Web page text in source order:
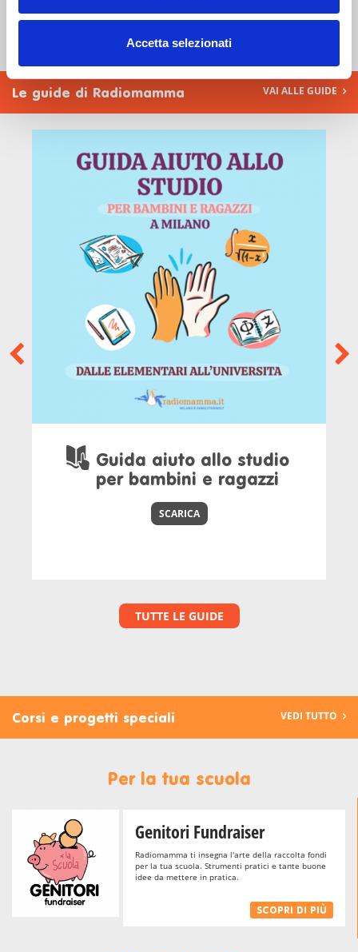
Accetta selezionati
Le guide di Radiomamma VAI ALLE GUIDE
Guida aiuto allo studio
per bambini e ragazzi
SCARICA
TUTTE LE GUIDE
Corsi e progetti speciali VEDI TUTTO
Per la tua scuola
Genitori Fundraiser
Radiomamma ti insegna l'arte della raccolta fondi
per la tua scuola. Strumenti pratici e tante buone
idee da mettere in pratica.
SCOPRI DI PIÙ